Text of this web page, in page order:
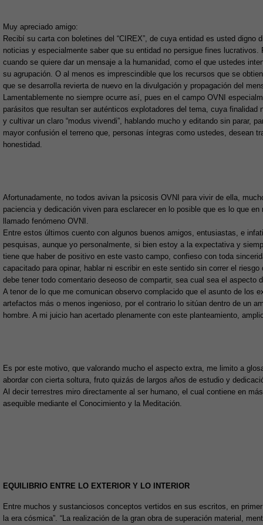
Muy apreciado amigo:
Recibí su carta con boletines del “CIREX”, de cuya entidad es usted digno
noticias y especialmente saber que su entidad no persigue fines lucrativos.
cuando se quiere dar un mensaje a la humanidad, como el que ustedes
su agrupación. O al menos es imprescindible que los recursos que se
que se desarrolla revierta de nuevo en la divulgación y propagación del
Lamentablemente no siempre ocurre así, pues en el campo OVNI
parásitos que resultan ser auténticos explotadores del tema, cuya finalidad
y cultivar un claro “modus vivendi”, hablando mucho y editando sin parar,
mayor confusión el terreno que, personas íntegras como ustedes, desean
honestidad.
Afortunadamente, no todos avivan la psicosis OVNI para vivir de ella,
paciencia y dedicación viven para esclarecer en lo posible que es lo que en
llamado fenómeno OVNI.
Entre estos últimos cuento con algunos buenos amigos, entusiastas, e
pesquisas, aunque yo personalmente, si bien estoy a la expectativa y
tiene que haber de positivo en este vasto campo, confieso con toda
capacitado para opinar, hablar ni escribir en este sentido sin correr el
debe tener todo comentario deseoso de compartir, sea cual sea el aspecto
A tenor de lo que me comunican observo complacido que el asunto de los
artefactos más o menos ingenioso, por el contrario lo sitúan dentro de un
hombre. A mi juicio han acertado plenamente con este planteamiento,
Es por este motivo, que valorando mucho el aspecto extra, me limito a
abordar con cierta soltura, fruto quizás de largos años de estudio y
Al decir terrestres miro directamente al ser humano, el cual contiene en
asequible mediante el Conocimiento y la Meditación.
EQUILIBRIO ENTRE LO EXTERIOR Y LO INTERIOR
Entre muchos y sustanciosos conceptos vertidos en sus escritos, en
la era cósmica”. “La realización de la gran obra de superación material,